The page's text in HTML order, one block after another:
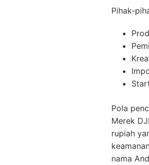
Pihak-
Pola
Merek
rupiah
nama